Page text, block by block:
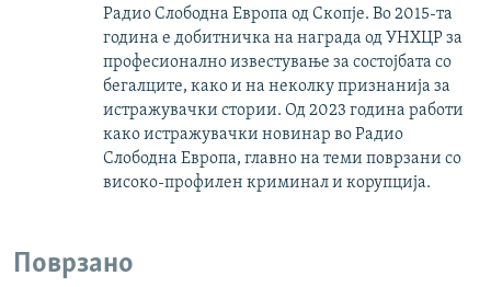
Радио Слободна Европа од Скопје. Во 2015-та
година е добитничка на награда од УНХЦР за
професионално известување за состојбата со
бегалците, како и на неколку признанија за
истражувачки стории. Од 2023 година работи
како истражувачки новинар во Радио
Слободна Европа, главно на теми поврзани со
високо-профилен криминал и корупција.
Поврзано